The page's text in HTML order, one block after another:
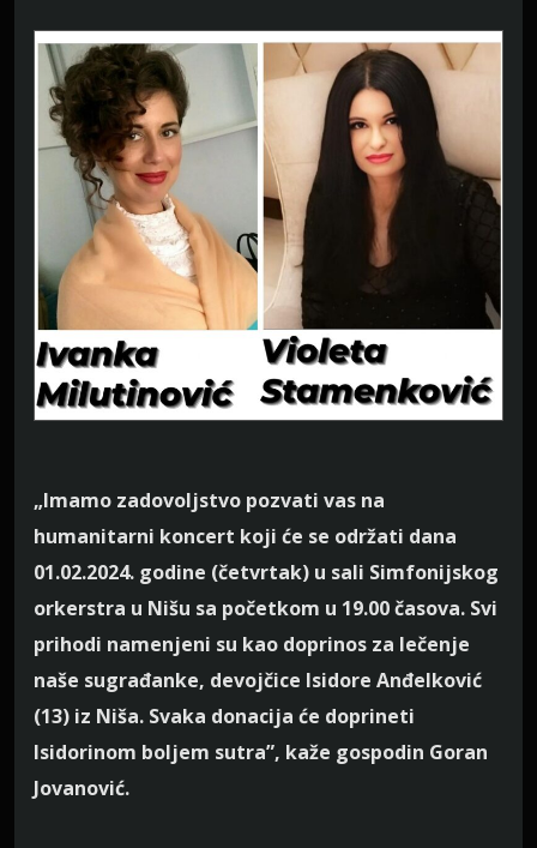
„Imamo zadovoljstvo pozvati vas na
humanitarni koncert koji će se održati dana
01.02.2024. godine (četvrtak) u sali Simfonijskog
orkerstra u Nišu sa početkom u 19.00 časova. Svi
prihodi namenjeni su kao doprinos za lečenje
naše sugrađanke, devojčice Isidore Anđelković
(13) iz Niša. Svaka donacija će doprineti
Isidorinom boljem sutra”, kaže gospodin Goran
Jovanović.